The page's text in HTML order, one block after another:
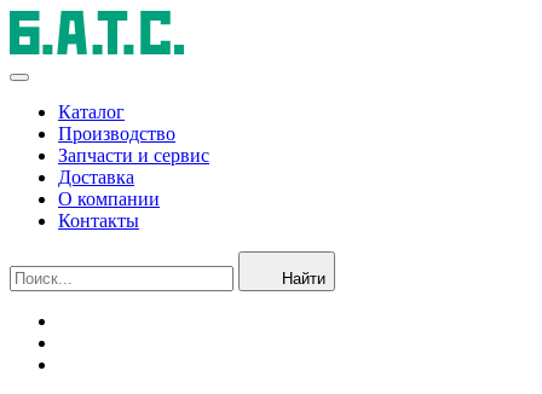
Каталог
Производство
Запчасти и сервис
Доставка
О компании
Контакты
Найти